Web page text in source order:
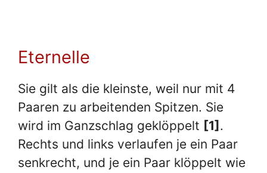
Eternelle
Sie gilt als die kleinste, weil nur mit 4
Paaren zu arbeitenden Spitzen. Sie
wird im Ganzschlag geklöppelt [1] .
Rechts und links verlaufen je ein Paar
senkrecht, und je ein Paar klöppelt wie